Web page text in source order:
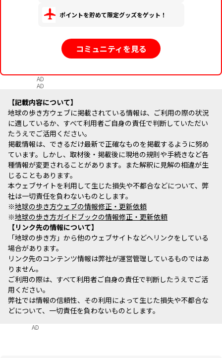
ポイントを貯めて限定グッズをゲット！
コミュニティを見る
AD
AD
記載内容について
地球の歩き方ウェブに掲載されている情報は、ご利用の際の状況
に適しているか、すべて利用者ご自身の責任で判断していただい
たうえでご活用ください。
掲載情報は、できるだけ最新で正確なものを掲載するように努め
ています。しかし、取材後・掲載後に現地の規則や手続きなど各
種情報が変更されることがあります。また解釈に見解の相違が生
じることもあります。
本ウェブサイトを利用して生じた損失や不都合などについて、弊
社は一切責任を負わないものとします。
※地球の歩き方ウェブの情報修正・更新依頼
※地球の歩き方ガイドブックの情報修正・更新依頼
リンク先の情報について
「地球の歩き方」から他のウェブサイトなどへリンクをしている
場合があります。
リンク先のコンテンツ情報は弊社が運営管理しているものではあ
りません。
ご利用の際は、すべて利用者ご自身の責任で判断したうえでご活
用ください。
弊社では情報の信頼性、その利用によって生じた損失や不都合な
どについて、一切責任を負わないものとします。
AD